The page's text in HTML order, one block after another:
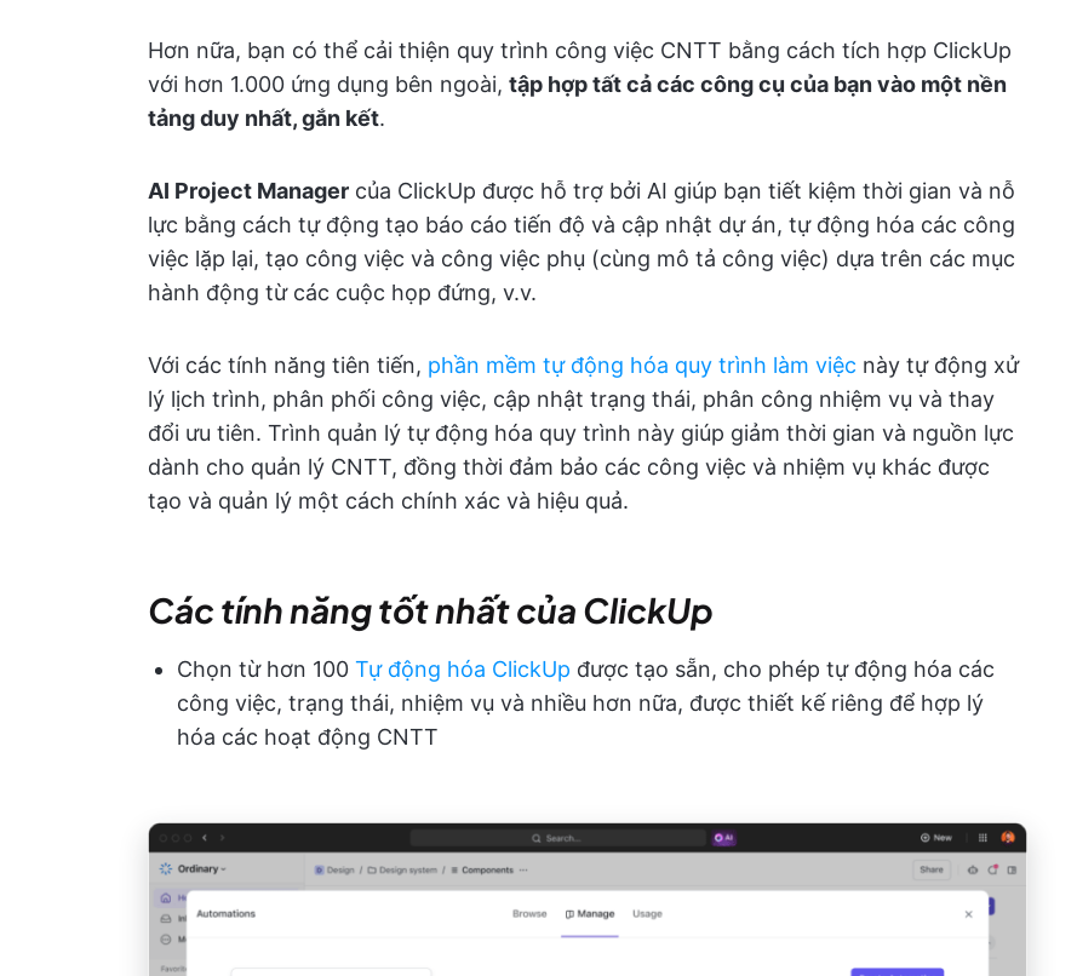
Hơn nữa, bạn có thể cải thiện quy trình công việc CNTT bằng cách tích hợp ClickUp
với hơn 1.000 ứng dụng bên ngoài, tập hợp tất cả các công cụ của bạn vào một nền
tảng duy nhất, gắn kết.
AI Project Manager của ClickUp được hỗ trợ bởi AI giúp bạn tiết kiệm thời gian và nỗ
lực bằng cách tự động tạo báo cáo tiến độ và cập nhật dự án, tự động hóa các công
việc lặp lại, tạo công việc và công việc phụ (cùng mô tả công việc) dựa trên các mục
hành động từ các cuộc họp đứng, v.v.
Với các tính năng tiên tiến, phần mềm tự động hóa quy trình làm việc này tự động xử
lý lịch trình, phân phối công việc, cập nhật trạng thái, phân công nhiệm vụ và thay
đổi ưu tiên. Trình quản lý tự động hóa quy trình này giúp giảm thời gian và nguồn lực
dành cho quản lý CNTT, đồng thời đảm bảo các công việc và nhiệm vụ khác được
tạo và quản lý một cách chính xác và hiệu quả.
Các tính năng tốt nhất của ClickUp
Chọn từ hơn 100 Tự động hóa ClickUp được tạo sẵn, cho phép tự động hóa các
công việc, trạng thái, nhiệm vụ và nhiều hơn nữa, được thiết kế riêng để hợp lý
hóa các hoạt động CNTT